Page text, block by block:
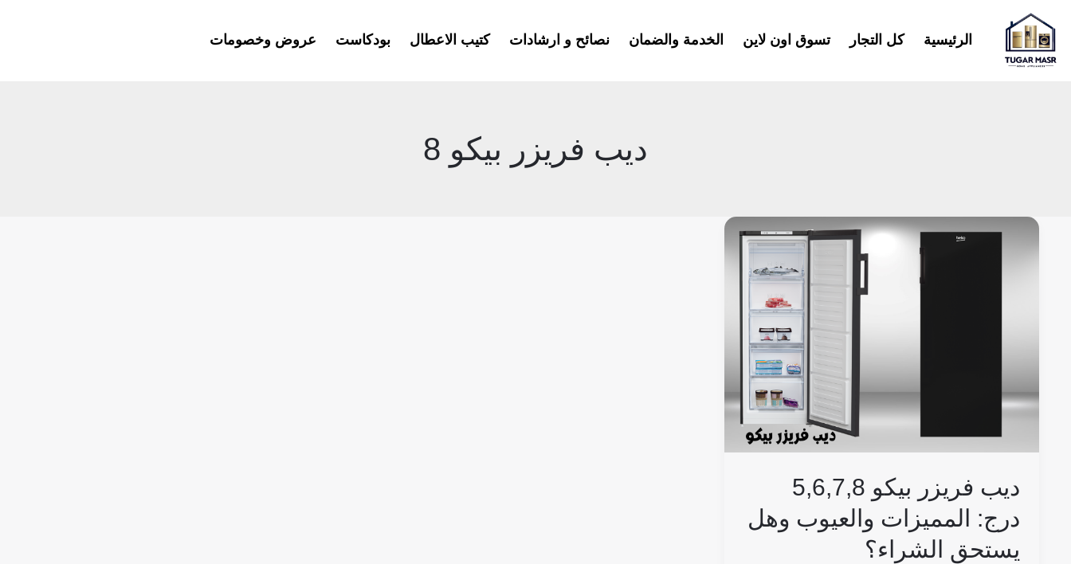
إلى
المحتوى
الرئيسية كل التجار تسوق اون لاين الخدمة والضمان نصائح و ارشادات كتيب الاعطال بودكاست عروض وخصومات
ديب فريزر بيكو 8
ديب فريزر بيكو 5,6,7,8
درج: المميزات والعيوب وهل
يستحق الشراء؟
وهل
الشراء؟